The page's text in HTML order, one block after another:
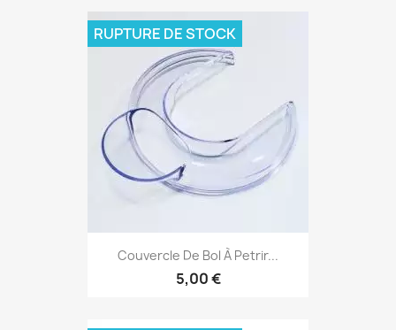
Couvercle De Bol À Petrir...
5,00 €
RUPTURE DE STOCK